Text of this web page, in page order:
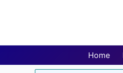
Home